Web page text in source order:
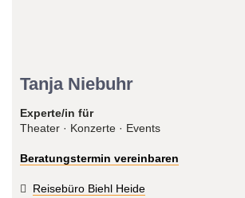
Tanja Niebuhr
Experte/in für
Theater · Konzerte · Events
Beratungstermin vereinbaren
Reisebüro Biehl Heide